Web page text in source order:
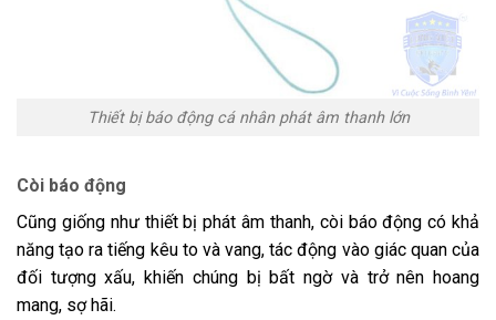
Thiết bị báo động cá nhân phát âm thanh lớn
Còi báo động
Cũng giống như thiết bị phát âm thanh, còi báo động có khả
năng tạo ra tiếng kêu to và vang, tác động vào giác quan của
đối tượng xấu, khiến chúng bị bất ngờ và trở nên hoang
mang, sợ hãi.